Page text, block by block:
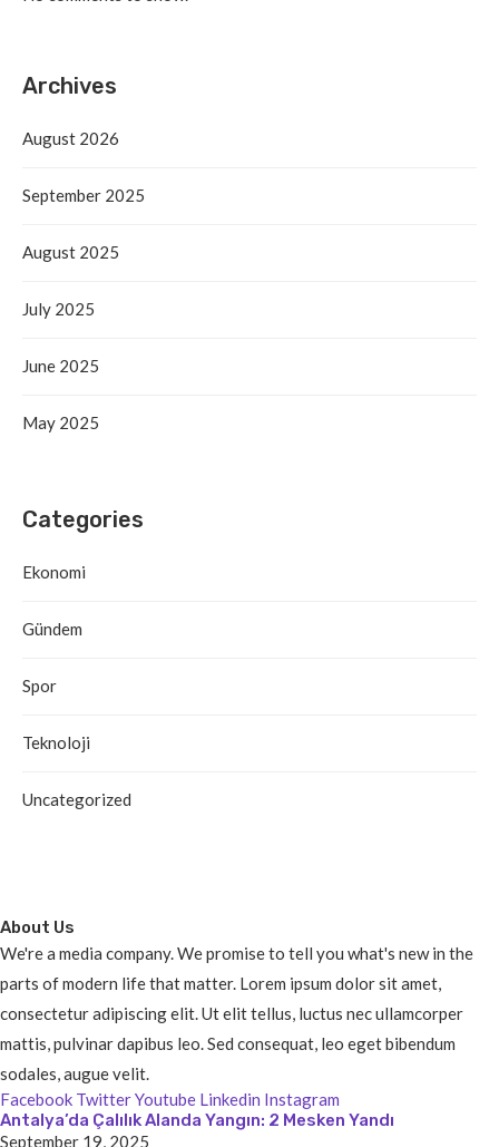
Archives
August 2026
September 2025
August 2025
July 2025
June 2025
May 2025
Categories
Ekonomi
Gündem
Spor
Teknoloji
Uncategorized
About Us
We're a media company. We promise to tell you what's new in the
parts of modern life that matter. Lorem ipsum dolor sit amet,
consectetur adipiscing elit. Ut elit tellus, luctus nec ullamcorper
mattis, pulvinar dapibus leo. Sed consequat, leo eget bibendum
sodales, augue velit.
Facebook TwitterYoutube Linkedin Instagram
Antalya’da Çalılık Alanda Yangın: 2 Mesken Yandı
September 19, 2025